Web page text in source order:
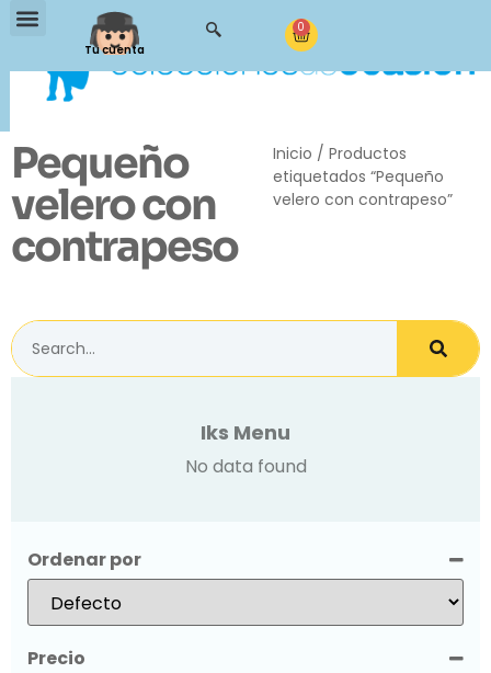
Tu cuenta
0
Pequeño
velero con
contrapeso
Inicio / Productos
etiquetados “Pequeño
velero con contrapeso”
Iks Menu
No data found
Ordenar por
Sort Products
Precio